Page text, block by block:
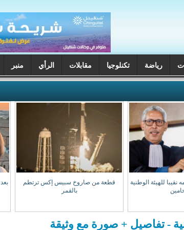
رياضة تكنلوجيا مقابلات الرأي منبر
للهيئة الوطنية
قطعة من صاروخ سبيس إكس ترتطم
بالقمر
- تفاصيل + صورة مع وثيقة